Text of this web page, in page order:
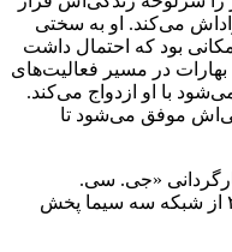
می‌کند. او به سختی
بود که احتمال داشت
بهارات در مسیر فعالیت‌های
با او ازدواج می‌کند.
موفق می‌شود تا
«جی. سی.
چاندور»، پنج‌شنبه ۱۷ تیر ماه ساعت ۲۴ از شبکه سه سیما پخش